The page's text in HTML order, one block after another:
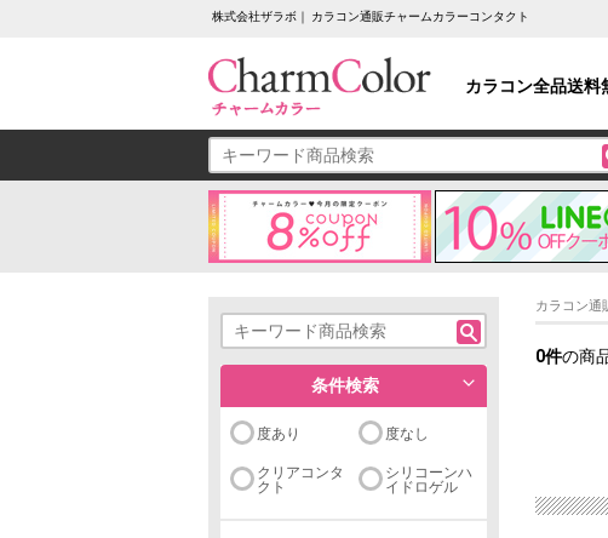
株式会社ザラボ｜ カラコン通販チャームカラーコンタクト
カラコン全品送料
条件検索
度あり 度なし
クリアコンタ
クト
シリコーンハ
イドロゲル
カラコン通
0件の商